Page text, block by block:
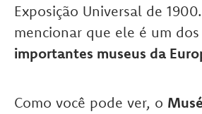
Exposição Universal de
mencionar que ele é um dos
importantes museus da
Como você pode ver, o